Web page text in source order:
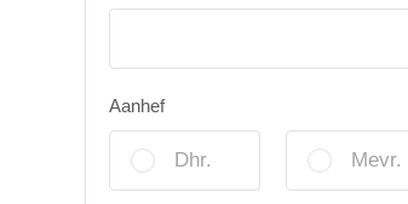
Aanhef
Dhr. Mevr.